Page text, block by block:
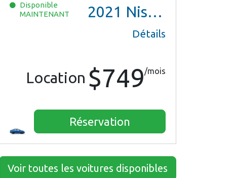
Disponible
MAINTENANT
2021 Nissan Versa SV
Détails
Location $749/mois
Réservation
Voir toutes les voitures disponibles